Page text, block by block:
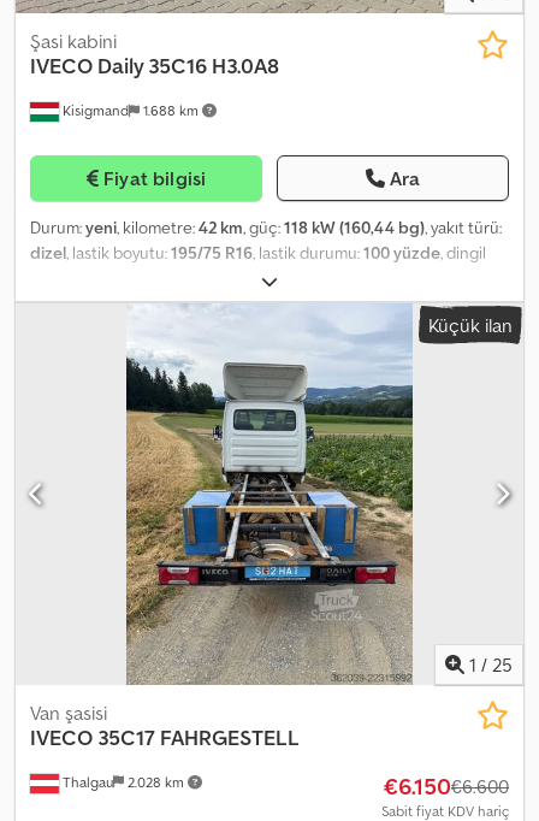
Kisigmand 1.688 km
Şasi kabini
IVECO Daily 35C16 H3.0A8
Fiyat bilgisi Ara
Durum:yeni, kilometre:42 km, güç:118 kW (160,44 bg), yakıt türü:
dizel, lastik boyutu:195/75 R16, lastik durumu:100 yüzde, dingil
, dingil mesafesi:
deposu kapasitesi:86 l, renk:gri, vites türü:otomatik, emisyon
2025, Donanım: ABS, araç
içi bilgisayar, elektronik denge programı (ESP), hidrolik
direksiyon, hız sabitleyici, klima, sisal lambaları, start-stop
sistemi, tır çekici bağlantısı, - Radyo - Stepne Dwjdpfx Asyr
Nduecfsa - Takograf - Çift tekerlek dingili
Küçük ilan
1 / 25
Thalgau 2.028 km
Van şasisi
IVECO 35C17 FAHRGESTELL
€6.150€6.600
Sabit fiyat KDV hariç